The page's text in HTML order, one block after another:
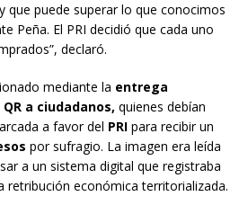
que puede superar lo que conocimos
Peña. El PRI decidió que cada uno
declaró.
mediante la entrega
a ciudadanos, quienes debían
a favor del PRI para recibir un
por sufragio. La imagen era leída
a un sistema digital que registraba
retribución económica territorializada.